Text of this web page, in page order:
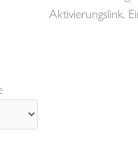
Aktivierungslink.